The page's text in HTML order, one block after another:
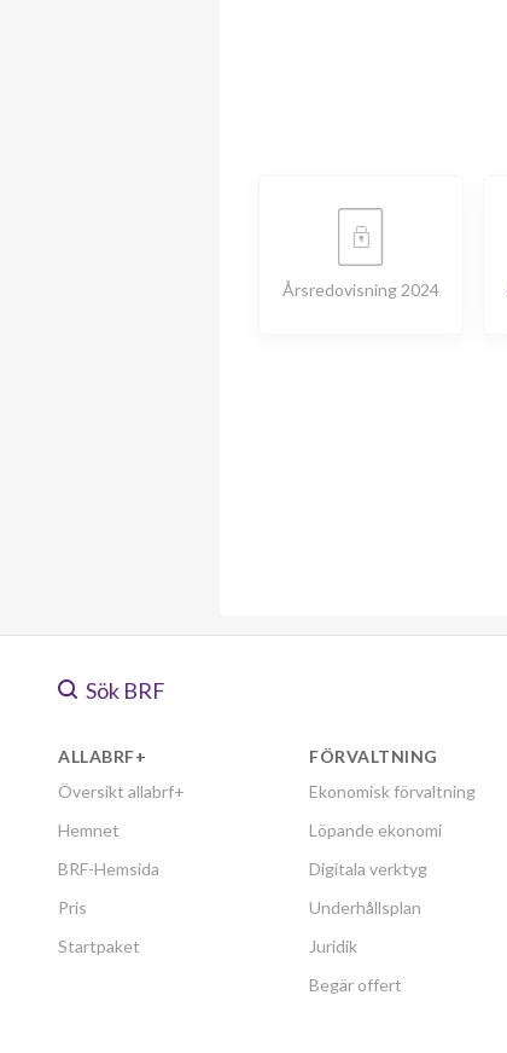
Årsredovisning 2024
Sök BRF
ALLABRF+
Översikt allabrf+
Hemnet
BRF-Hemsida
Pris
Startpaket
FÖRVALTNING
Ekonomisk förvaltning
Löpande ekonomi
Digitala verktyg
Underhållsplan
Juridik
Begär offert